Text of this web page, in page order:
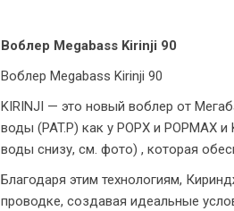
Воблер Megabass Kirinji 90
Воблер Megabass Kirinji 90
KIRINJI — это новый воблер от
воды (PAT.P) как у POPX и POPMAX
воды снизу, см. фото) , которая
Благодаря этим технологиям,
проводке, создавая идеальные